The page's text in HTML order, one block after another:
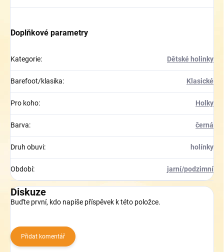
Doplňkové parametry
Kategorie: Dětské holinky
Barefoot/klasika: Klasické
Pro koho: Holky
Barva: černá
Druh obuvi: holínky
Období: jarní/podzimní
Diskuze
Buďte první, kdo napíše příspěvek k této položce.
Přidat komentář